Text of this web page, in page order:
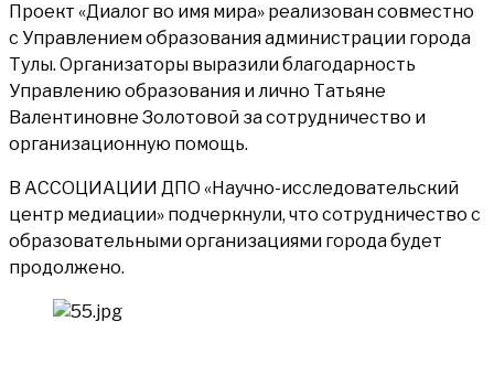
Проект «Диалог во имя мира» реализован совместно
с Управлением образования администрации города
Тулы. Организаторы выразили благодарность
Управлению образования и лично Татьяне
Валентиновне Золотовой за сотрудничество и
организационную помощь.
В АССОЦИАЦИИ ДПО «Научно-исследовательский
центр медиации» подчеркнули, что сотрудничество с
образовательными организациями города будет
продолжено.